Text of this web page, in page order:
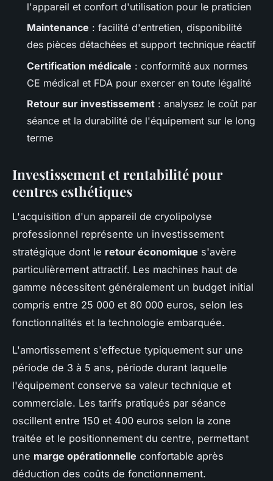
l'appareil et confort d'utilisation pour le praticien
Maintenance : facilité d'entretien, disponibilité
des pièces détachées et support technique réactif
Certification médicale : conformité aux normes
CE médical et FDA pour exercer en toute légalité
Retour sur investissement : analysez le coût par
séance et la durabilité de l'équipement sur le long
terme
Investissement et rentabilité pour
centres esthétiques
L'acquisition d'un appareil de cryolipolyse
professionnel représente un investissement
stratégique dont le retour économique s'avère
particulièrement attractif. Les machines haut de
gamme nécessitent généralement un budget initial
compris entre 25 000 et 80 000 euros, selon les
fonctionnalités et la technologie embarquée.
L'amortissement s'effectue typiquement sur une
période de 3 à 5 ans, période durant laquelle
l'équipement conserve sa valeur technique et
commerciale. Les tarifs pratiqués par séance
oscillent entre 150 et 400 euros selon la zone
traitée et le positionnement du centre, permettant
une marge opérationnelle confortable après
déduction des coûts de fonctionnement.